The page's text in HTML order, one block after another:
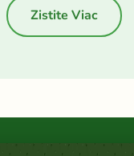
Zistite Viac